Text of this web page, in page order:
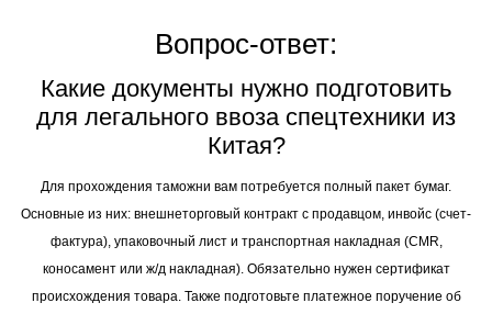
Вопрос-ответ:
Какие документы нужно подготовить
для легального ввоза спецтехники из
Китая?
Для прохождения таможни вам потребуется полный пакет бумаг.
Основные из них: внешнеторговый контракт с продавцом, инвойс (счет-
фактура), упаковочный лист и транспортная накладная (CMR,
коносамент или ж/д накладная). Обязательно нужен сертификат
происхождения товара. Также подготовьте платежное поручение об